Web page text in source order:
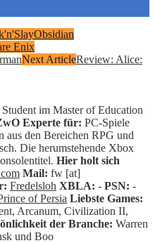
Obsidian
Enix
Next ArticleReview: Alice:
Student im Master of Education
Experte für: PC-Spiele
aus den Bereichen RPG und
Die herumstehende Xbox
Hier holt sich
Mail: fw [at]
Fredelsloh XBLA: - PSN: -
of Persia Liebste Games:
Arcanum, Civilization II,
der Branche: Warren
und Boo